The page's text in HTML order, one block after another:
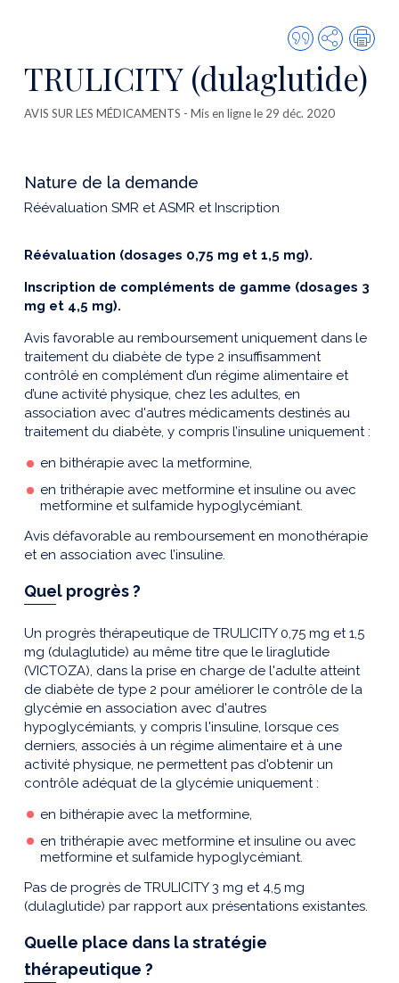
Citer
cette
publication
Partager
TRULICITY (dulaglutide)
AVIS SUR LES MÉDICAMENTS - Mis en ligne le 29 déc. 2020
Nature de la demande
Réévaluation SMR et ASMR et Inscription
Réévaluation (dosages 0,75 mg et 1,5 mg).
Inscription de compléments de gamme (dosages 3
mg et 4,5 mg).
Avis favorable au remboursement uniquement dans le
traitement du diabète de type 2 insuffisamment
contrôlé en complément d’un régime alimentaire et
d’une activité physique, chez les adultes, en
association avec d'autres médicaments destinés au
traitement du diabète, y compris l’insuline uniquement :
en bithérapie avec la metformine,
en trithérapie avec metformine et insuline ou avec
metformine et sulfamide hypoglycémiant.
Avis défavorable au remboursement en monothérapie
et en association avec l’insuline.
Quel progrès ?
Un progrès thérapeutique de TRULICITY 0,75 mg et 1,5
mg (dulaglutide) au même titre que le liraglutide
(VICTOZA), dans la prise en charge de l'adulte atteint
de diabète de type 2 pour améliorer le contrôle de la
glycémie en association avec d'autres
hypoglycémiants, y compris l'insuline, lorsque ces
derniers, associés à un régime alimentaire et à une
activité physique, ne permettent pas d'obtenir un
contrôle adéquat de la glycémie uniquement :
en bithérapie avec la metformine,
en trithérapie avec metformine et insuline ou avec
metformine et sulfamide hypoglycémiant.
Pas de progrès de TRULICITY 3 mg et 4,5 mg
(dulaglutide) par rapport aux présentations existantes.
Quelle place dans la stratégie
thérapeutique ?